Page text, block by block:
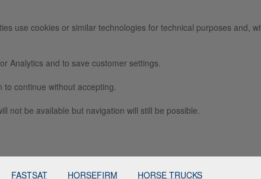
use cookies or similar technologies for technical purposes and,
Analytics and to save customer settings.
continue without accepting.
not be available but navigation will still be possible.
FASTSAT HORSEFIRM HORSE TRUCKS